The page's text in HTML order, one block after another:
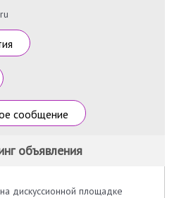
сообщение
объявления
дискуссионной площадке